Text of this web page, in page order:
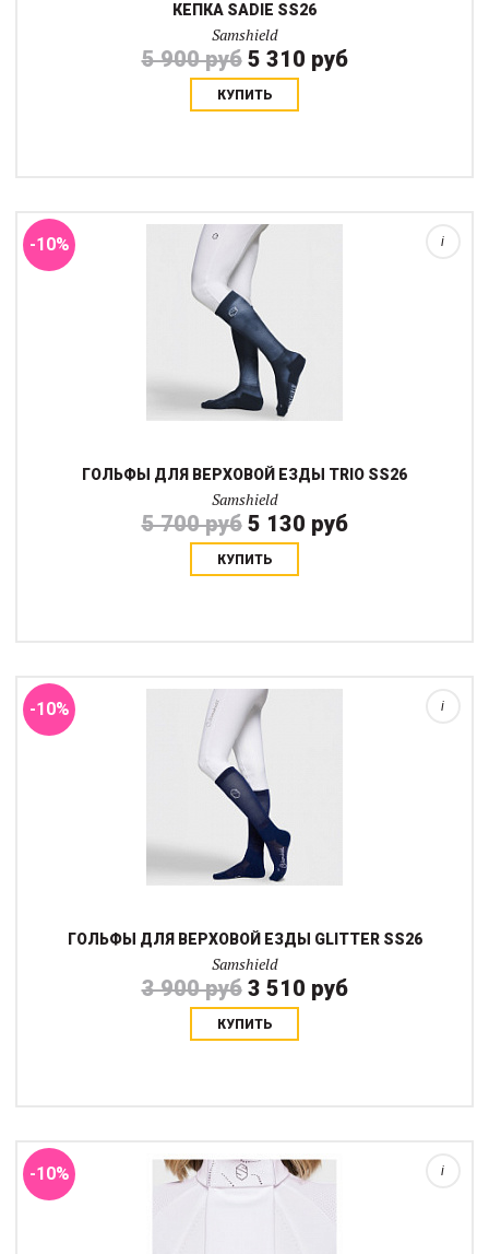
КЕПКА SADIE SS26
Samshield
5 900 руб 5 310 руб
КУПИТЬ
-10%
ГОЛЬФЫ ДЛЯ ВЕРХОВОЙ ЕЗДЫ TRIO SS26
Samshield
5 700 руб 5 130 руб
КУПИТЬ
i
-10%
ГОЛЬФЫ ДЛЯ ВЕРХОВОЙ ЕЗДЫ GLITTER SS26
Samshield
3 900 руб 3 510 руб
КУПИТЬ
i
-10% i